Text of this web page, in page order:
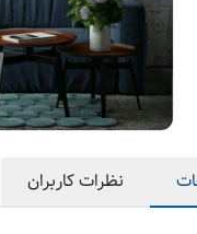
نظرات کاربران